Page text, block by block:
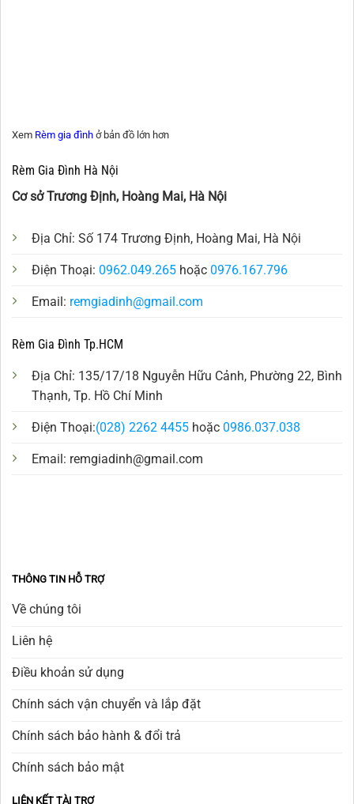
Xem Rèm gia đình ở bản đồ lớn hơn
Rèm Gia Đình Hà Nội
Cơ sở Trương Định, Hoàng Mai, Hà Nội
Địa Chỉ: Số 174 Trương Định, Hoàng Mai, Hà Nội
Điện Thoại: 0962.049.265 hoặc 0976.167.796
Email: remgiadinh@gmail.com
Rèm Gia Đình Tp.HCM
Địa Chỉ: 135/17/18 Nguyễn Hữu Cảnh, Phường 22, Bình
Thạnh, Tp. Hồ Chí Minh
Điện Thoại:(028) 2262 4455 hoặc 0986.037.038
Email: remgiadinh@gmail.com
THÔNG TIN HỖ TRỢ
Về chúng tôi
Liên hệ
Điều khoản sử dụng
Chính sách vận chuyển và lắp đặt
Chính sách bảo hành & đổi trả
Chính sách bảo mật
LIÊN KẾT TÀI TRỢ